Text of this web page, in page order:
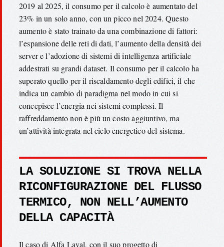
2019 al 2025, il consumo per il calcolo è aumentato del
23% in un solo anno, con un picco nel 2024. Questo
aumento è stato trainato da una combinazione di fattori:
l’espansione delle reti di dati, l’aumento della densità dei
server e l’adozione di sistemi di intelligenza artificiale
addestrati su grandi dataset. Il consumo per il calcolo ha
superato quello per il riscaldamento degli edifici, il che
indica un cambio di paradigma nel modo in cui si
concepisce l’energia nei sistemi complessi. Il
raffreddamento non è più un costo aggiuntivo, ma
un’attività integrata nel ciclo energetico del sistema.
LA SOLUZIONE SI TROVA NELLA
RICONFIGURAZIONE DEL FLUSSO
TERMICO, NON NELL’AUMENTO
DELLA CAPACITÀ
Il caso di Alfa Laval, con il suo progetto di